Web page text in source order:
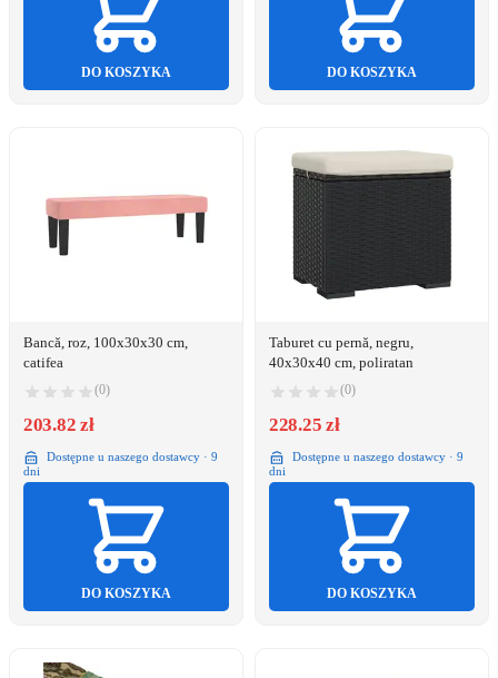
DO KOSZYKA DO KOSZYKA
Bancă, roz, 100x30x30 cm,
catifea
(0)
203.82 zł
Dostępne u naszego dostawcy · 9
dni
DO KOSZYKA
Taburet cu pernă, negru,
40x30x40 cm, poliratan
(0)
228.25 zł
Dostępne u naszego dostawcy · 9
dni
DO KOSZYKA